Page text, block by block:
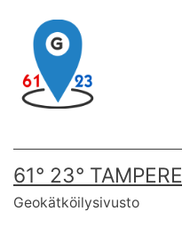
content
61° 23° TAMPERE
Geokätköilysivusto